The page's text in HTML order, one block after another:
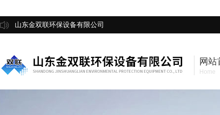
山东金双联环保设备有限公司
网站
Home